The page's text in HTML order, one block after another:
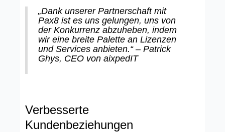
„Dank unserer Partnerschaft mit
Pax8 ist es uns gelungen, uns von
der Konkurrenz abzuheben, indem
wir eine breite Palette an Lizenzen
und Services anbieten.“ – Patrick
Ghys, CEO von aixpedIT
Verbesserte
Kundenbeziehungen